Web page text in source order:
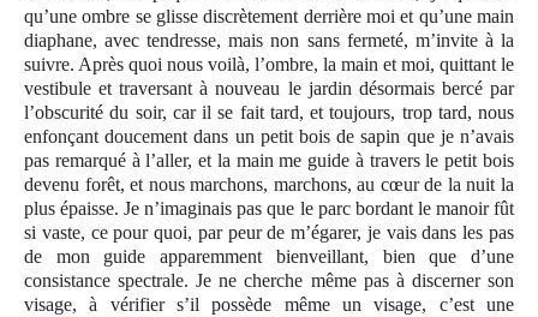
qu’une ombre se glisse discrètement derrière moi et qu’une main
diaphane, avec tendresse, mais non sans fermeté, m’invite à la
suivre. Après quoi nous voilà, l’ombre, la main et moi, quittant le
vestibule et traversant à nouveau le jardin désormais bercé par
l’obscurité du soir, car il se fait tard, et toujours, trop tard, nous
enfonçant doucement dans un petit bois de sapin que je n’avais
pas remarqué à l’aller, et la main me guide à travers le petit bois
devenu forêt, et nous marchons, marchons, au cœur de la nuit la
plus épaisse. Je n’imaginais pas que le parc bordant le manoir fût
si vaste, ce pour quoi, par peur de m’égarer, je vais dans les pas
de mon guide apparemment bienveillant, bien que d’une
consistance spectrale. Je ne cherche même pas à discerner son
visage, à vérifier s’il possède même un visage, c’est une